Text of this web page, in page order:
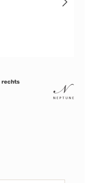
rechts